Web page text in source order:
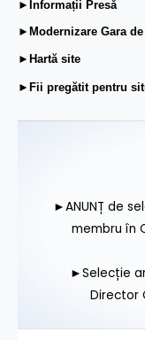
►Informații Presă
►Modernizare Gara de
►Hartă site
►Fii pregătit pentru
►ANUNȚ de
membru în
►Selecție
Director